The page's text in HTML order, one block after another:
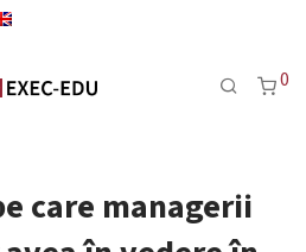
0
care managerii